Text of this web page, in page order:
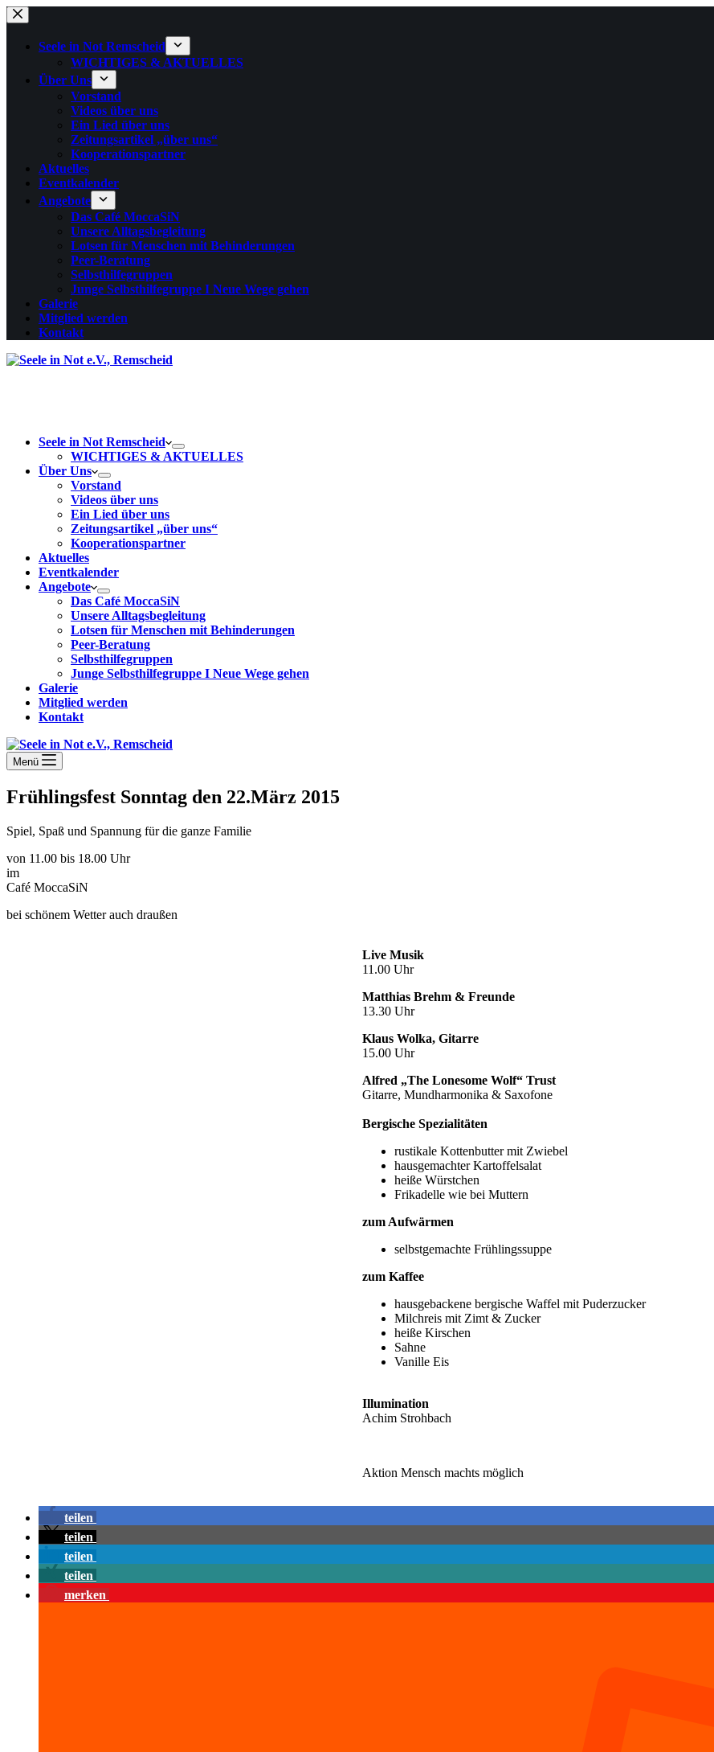
Zum
Inhalt
springenSeele in Not Remscheid
WICHTIGES & AKTUELLES
Über Uns
Vorstand
Videos über uns
Ein Lied über uns
Zeitungsartikel „über uns“
Kooperationspartner
Aktuelles
Eventkalender
Angebote
Das Café MoccaSiN
Unsere Alltagsbegleitung
Lotsen für Menschen mit Behinderungen
Peer-Beratung
Selbsthilfegruppen
Junge Selbsthilfegruppe I Neue Wege gehen
Galerie
Mitglied werden
Kontakt
Seele in Not Remscheid
WICHTIGES & AKTUELLES
Über Uns
Vorstand
Videos über uns
Ein Lied über uns
Zeitungsartikel „über uns“
Kooperationspartner
Aktuelles
Eventkalender
Angebote
Das Café MoccaSiN
Unsere Alltagsbegleitung
Lotsen für Menschen mit Behinderungen
Peer-Beratung
Selbsthilfegruppen
Junge Selbsthilfegruppe I Neue Wege gehen
Galerie
Mitglied werden
Kontakt
Menü
Frühlingsfest Sonntag den 22.März 2015
Spiel, Spaß und Spannung für die ganze Familie
von 11.00 bis 18.00 Uhr
im
Café MoccaSiN
bei schönem Wetter auch draußen
Live Musik
11.00 Uhr
Matthias Brehm & Freunde
13.30 Uhr
Klaus Wolka, Gitarre
15.00 Uhr
Alfred „The Lonesome Wolf“ Trust
Gitarre, Mundharmonika & Saxofone
Bergische Spezialitäten
rustikale Kottenbutter mit Zwiebel
hausgemachter Kartoffelsalat
heiße Würstchen
Frikadelle wie bei Muttern
zum Aufwärmen
selbstgemachte Frühlingssuppe
zum Kaffee
hausgebackene bergische Waffel mit Puderzucker
Milchreis mit Zimt & Zucker
heiße Kirschen
Sahne
Vanille Eis
Illumination
Achim Strohbach
Aktion Mensch machts möglich
teilen
teilen
teilen
teilen
merken